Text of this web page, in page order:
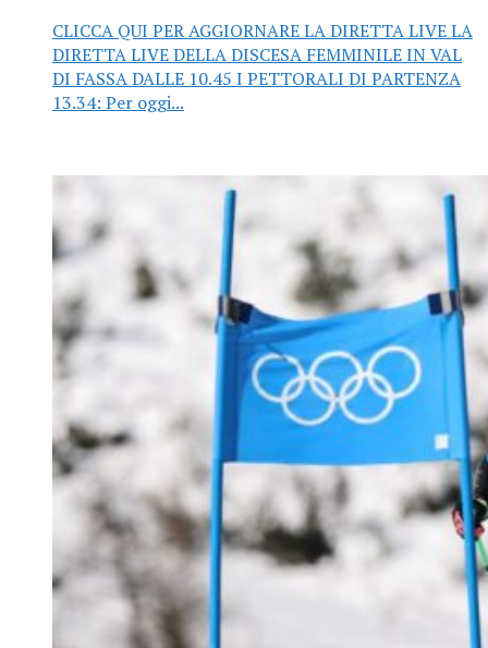
CLICCA QUI PER AGGIORNARE LA DIRETTA LIVE LA
DIRETTA LIVE DELLA DISCESA FEMMINILE IN VAL
DI FASSA DALLE 10.45 I PETTORALI DI PARTENZA
13.34: Per oggi...